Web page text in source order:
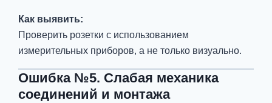
Как выявить:
Проверить розетки с использованием
измерительных приборов, а не только визуально.
Ошибка №5. Слабая механика
соединений и монтажа